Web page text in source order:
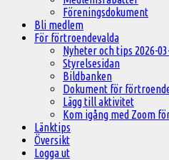
Föreningsdokument
Bli medlem
För förtroendevalda
Nyheter och tips 2026-
Styrelsesidan
Bildbanken
Dokument för
Lägg till aktivitet
Kom igång med Zoom
Länktips
Översikt
Logga ut